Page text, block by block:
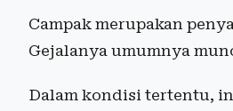
Campak merupakan
Gejalanya umumnya
Dalam kondisi tertentu,